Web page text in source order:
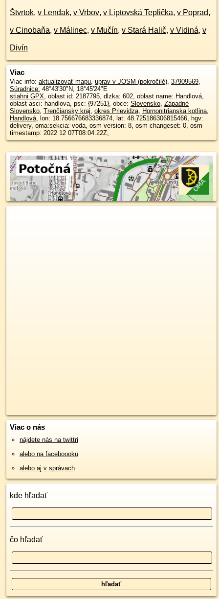
Štvrtok, v Lendak, v Vrbov, v Liptovská Teplička, v Poprad,
v Cinobaňa, v Málinec, v Mučín, v Stará Halič, v Vidiná, v
Divín
Viac
Viac info: aktualizovať mapu, uprav v JOSM (pokročilé), 37909569,
Súradnice: 48°43'30"N, 18°45'24"E
stiahni GPX, oblast id: 2187795, dlzka: 602, oblast name: Handlová,
oblast asci: handlova, psc: {97251}, obce: Slovensko, Západné
Slovensko, Trenčiansky kraj, okres Prievidza, Hornonitrianska kotlina,
Handlová, lon: 18.756676683336874, lat: 48.725186306815466, hgv:
delivery, oma:sekcia: voda, osm version: 8, osm changeset: 0, osm
timestamp: 2022 12 07T08:04:22Z,
Viac o nás
nájdete nás na twittri
alebo na faceboooku
alebo aj v správach
kde hľadať
čo hľadať